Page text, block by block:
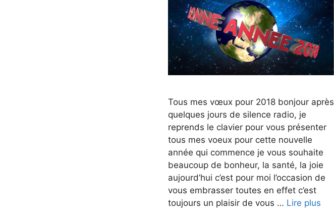
Tous mes vœux pour 2018 bonjour après
quelques jours de silence radio, je
reprends le clavier pour vous présenter
tous mes voeux pour cette nouvelle
année qui commence je vous souhaite
beaucoup de bonheur, la santé, la joie
aujourd’hui c’est pour moi l’occasion de
vous embrasser toutes en effet c’est
toujours un plaisir de vous … Lire plus